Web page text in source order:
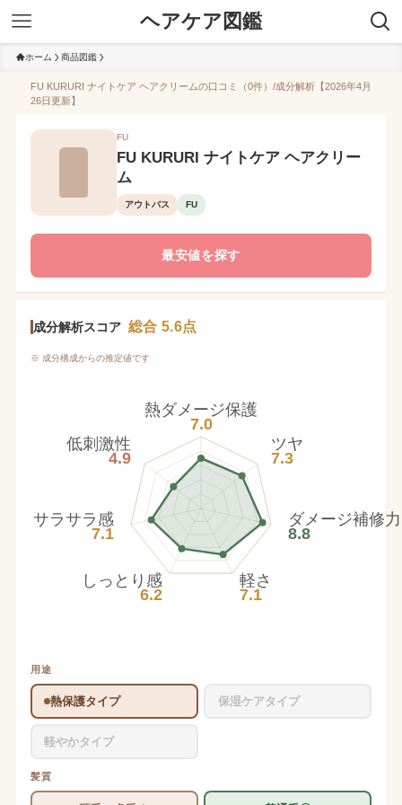
ヘアケア図鑑
ホーム 商品図鑑
FU KURURI ナイトケア ヘアクリームの口コミ（0件）/成分解析【2026年4月
26日更新】
FU
FU KURURI ナイトケア ヘアクリー
ム
アウトバス FU
最安値を探す
成分解析スコア 総合 5.6点
※ 成分構成からの推定値です
熱ダメージ保護
7.0
ツヤ
7.3
ダメージ補修力
8.8
軽さ
7.1
しっとり感
6.2
サラサラ感
7.1
低刺激性
4.9
用途
熱保護タイプ 保湿ケアタイプ
軽やかタイプ
髪質